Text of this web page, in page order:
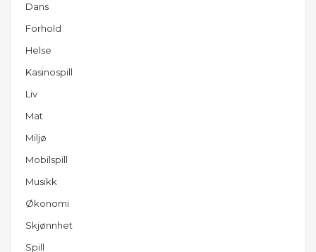
Dans
Forhold
Helse
Kasinospill
Liv
Mat
Miljø
Mobilspill
Musikk
Økonomi
Skjønnhet
Spill